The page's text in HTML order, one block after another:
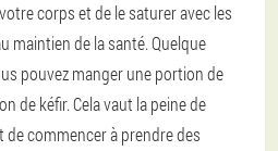
corps et de le saturer avec les
maintien de la santé. Quelque
pouvez manger une portion de
de kéfir. Cela vaut la peine de
commencer à prendre des